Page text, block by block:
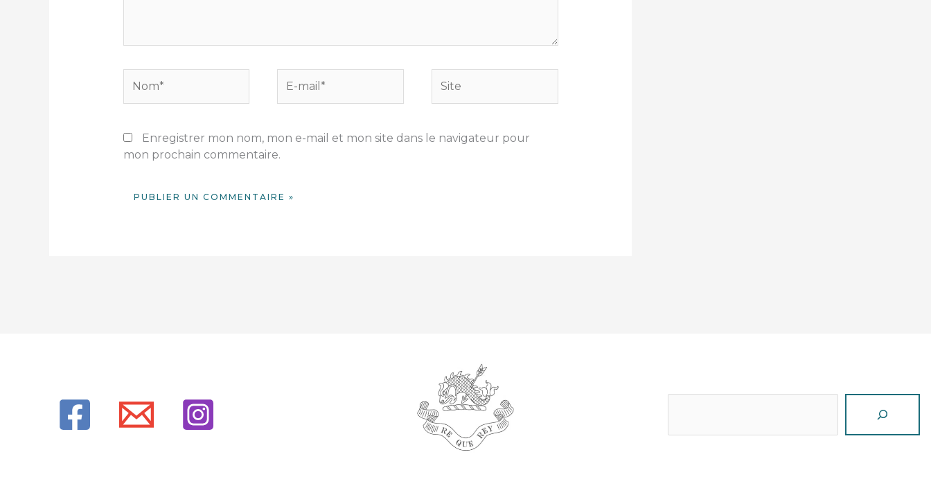
mail*
Enregistrer mon nom, mon e-mail et mon site dans le navigateur pour
mon prochain commentaire.